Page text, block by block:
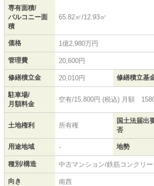
専有面積/
バルコニー面
積
65.82㎡/12.93㎡
価格 1億2,980万円
管理費 20,600円
修繕積立金 20,010円 修繕積立基
駐車場/
月額料金
空有/15,800円 (税込) 月額
土地権利 所有権
国土法届出
否
用途地域 - 地勢
種別/構造 中古マンション/鉄筋コンクリー
向き 南西